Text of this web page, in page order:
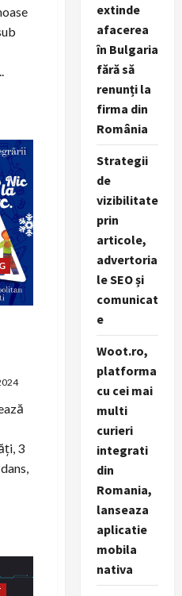
3
extinde
afacerea
în Bulgaria
fără să
renunți la
firma din
România
Strategii
de
vizibilitate
prin
articole,
advertoria
le SEO și
comunicat
e
Woot.ro,
platforma
cu cei mai
multi
curieri
integrati
din
Romania,
lanseaza
aplicatie
mobila
nativa